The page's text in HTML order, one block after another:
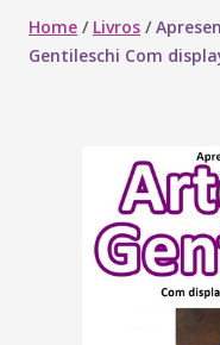
Home / Livros /
Gentileschi Com